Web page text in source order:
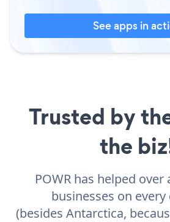
See apps in
Trusted by
the
POWR has helped
businesses on
(besides Antarctica,